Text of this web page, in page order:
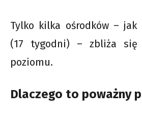
Tylko kilka ośrodków – jak
(17 tygodni) – zbliża się
poziomu.
Dlaczego to poważny